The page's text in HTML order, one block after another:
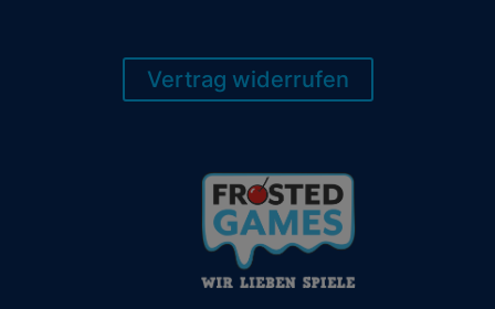
Vertrag widerrufen